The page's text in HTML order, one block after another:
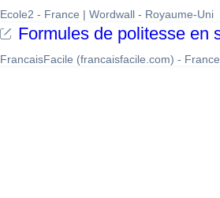
Ecole2 - France | Wordwall - Royaume-Uni
Formules de politesse en
FrancaisFacile (francaisfacile.com) - France